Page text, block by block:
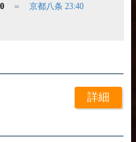
＝ 京都八条 23:40
詳細